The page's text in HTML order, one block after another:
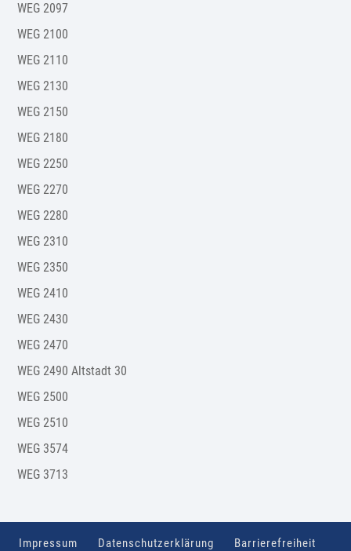
WEG 2097
WEG 2100
WEG 2110
WEG 2130
WEG 2150
WEG 2180
WEG 2250
WEG 2270
WEG 2280
WEG 2310
WEG 2350
WEG 2410
WEG 2430
WEG 2470
WEG 2490 Altstadt 30
WEG 2500
WEG 2510
WEG 3574
WEG 3713
Impressum Datenschutzerklärung Barrierefreiheit